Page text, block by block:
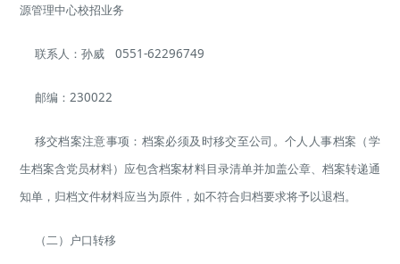
源管理中心校招业务
联系人：孙威 0551-62296749
邮编：230022
移交档案注意事项：档案必须及时移交至公司。个人人事档案（学
生档案含党员材料）应包含档案材料目录清单并加盖公章、档案转递通
知单，归档文件材料应当为原件，如不符合归档要求将予以退档。
（二）户口转移